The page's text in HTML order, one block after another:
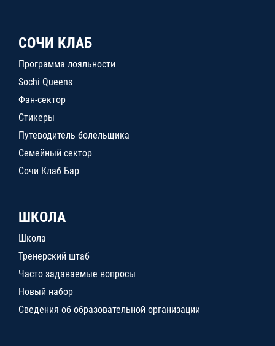
СОЧИ КЛАБ
Программа лояльности
Sochi Queens
Фан-сектор
Стикеры
Путеводитель болельщика
Семейный сектор
Сочи Клаб Бар
ШКОЛА
Школа
Тренерский штаб
Часто задаваемые вопросы
Новый набор
Сведения об образовательной организации